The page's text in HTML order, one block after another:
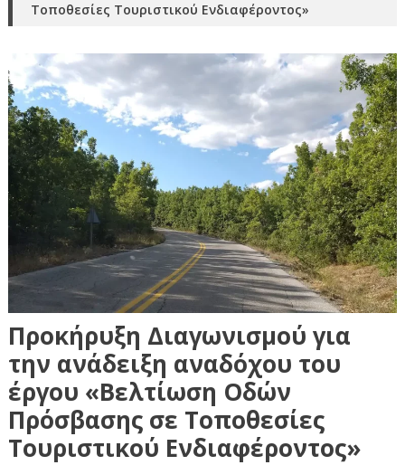
Τοποθεσίες Τουριστικού Ενδιαφέροντος»
Προκήρυξη Διαγωνισμού για
την ανάδειξη αναδόχου του
έργου «Βελτίωση Οδών
Πρόσβασης σε Τοποθεσίες
Τουριστικού Ενδιαφέροντος»